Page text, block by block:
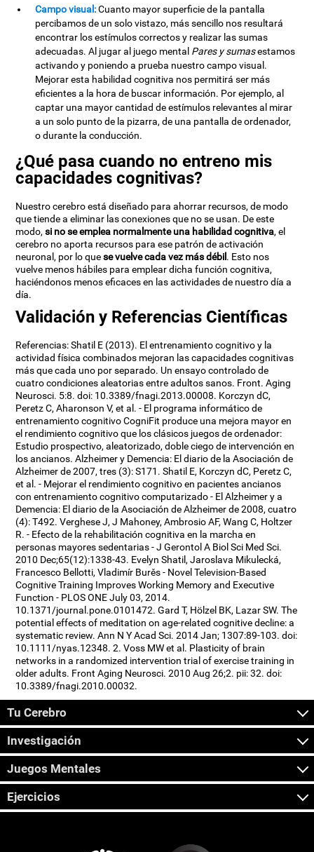
Campo visual:Cuanto mayor superficie de la pantalla
percibamos de un solo vistazo, más sencillo nos resultará
encontrar los estímulos correctos y realizar las sumas
adecuadas. Al jugar al juego mental Pares y sumasestamos
activando y poniendo a prueba nuestro campo visual.
Mejorar esta habilidad cognitiva nos permitirá ser más
eficientes a la hora de buscar información. Por ejemplo, al
captar una mayor cantidad de estímulos relevantes al mirar
a un solo punto de la pizarra, de una pantalla de ordenador,
o durante la conducción.
¿Qué pasa cuando no entreno mis
capacidades cognitivas?
Nuestro cerebro está diseñado para ahorrar recursos, de modo
que tiende a eliminar las conexiones que no se usan. De este
modo,si no se emplea normalmente una habilidad cognitiva, el
cerebro no aporta recursos para ese patrón de activación
neuronal, por lo quese vuelve cada vez más débil . Esto nos
vuelve menos hábiles para emplear dicha función cognitiva,
haciéndonos menos eficaces en las actividades de nuestro día a
día.
Validación y Referencias Científicas
Referencias: Shatil E (2013). El entrenamiento cognitivo y la
actividad física combinados mejoran las capacidades cognitivas
más que cada uno por separado. Un ensayo controlado de
cuatro condiciones aleatorias entre adultos sanos. Front. Aging
Neurosci. 5:8. doi: 10.3389/fnagi.2013.00008. Korczyn dC,
Peretz C, Aharonson V, et al. - El programa informático de
entrenamiento cognitivo CogniFit produce una mejora mayor en
el rendimiento cognitivo que los clásicos juegos de ordenador:
Estudio prospectivo, aleatorizado, doble ciego de intervención en
los ancianos. Alzheimer y Demencia: El diario de la Asociación de
Alzheimer de 2007, tres (3): S171. Shatil E, Korczyn dC, Peretz C,
et al. - Mejorar el rendimiento cognitivo en pacientes ancianos
con entrenamiento cognitivo computarizado - El Alzheimer y a
Demencia: El diario de la Asociación de Alzheimer de 2008, cuatro
(4): T492. Verghese J, J Mahoney, Ambrosio AF, Wang C, Holtzer
R. - Efecto de la rehabilitación cognitiva en la marcha en
personas mayores sedentarias - J Gerontol A Biol Sci Med Sci.
2010 Dec;65(12):1338-43. Evelyn Shatil, Jaroslava Mikulecká,
Francesco Bellotti, Vladimír Burěs - Novel Television-Based
Cognitive Training Improves Working Memory and Executive
Function - PLOS ONE July 03, 2014.
10.1371/journal.pone.0101472. Gard T, Hölzel BK, Lazar SW. The
potential effects of meditation on age-related cognitive decline: a
systematic review. Ann N Y Acad Sci. 2014 Jan; 1307:89-103. doi:
10.1111/nyas.12348. 2. Voss MW et al. Plasticity of brain
networks in a randomized intervention trial of exercise training in
older adults. Front Aging Neurosci. 2010 Aug 26;2. pii: 32. doi:
10.3389/fnagi.2010.00032.
Tu Cerebro
Investigación
Juegos Mentales
Ejercicios